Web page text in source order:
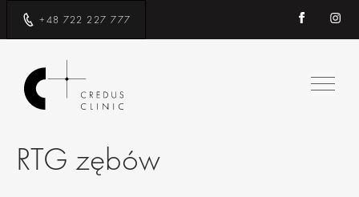
+48 722 227 777
RTG zębów